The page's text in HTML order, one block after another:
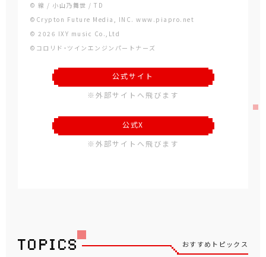
© 線 / 小山乃舞世 / TD
©Crypton Future Media, INC. www.piapro.net
© 2026 IXY music Co.,Ltd
©コロリド・ツインエンジンパートナーズ
公式サイト
※外部サイトへ飛びます
公式X
※外部サイトへ飛びます
おすすめトピックス